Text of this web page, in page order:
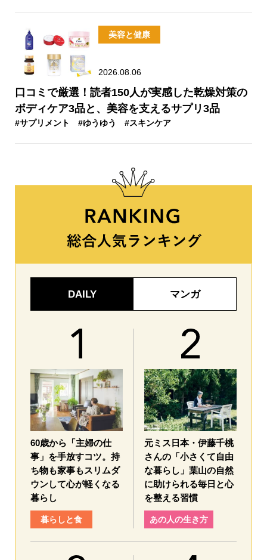
美容と健康
2026.08.06
口コミで厳選！読者150人が実感した乾燥対策の
ボディケア3品と、美容を支えるサプリ3品
#サプリメント #ゆうゆう #スキンケア
DAILY マンガ
60歳から「主婦の仕
事」を手放すコツ。持
ち物も家事もスリムダ
ウンして心が軽くなる
暮らし
暮らしと食
元ミス日本・伊藤千桃
さんの「小さくて自由
な暮らし」葉山の自然
に助けられる毎日と心
を整える習慣
あの人の生き方